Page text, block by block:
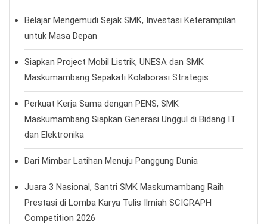
Belajar Mengemudi Sejak SMK, Investasi Keterampilan
untuk Masa Depan
Siapkan Project Mobil Listrik, UNESA dan SMK
Maskumambang Sepakati Kolaborasi Strategis
Perkuat Kerja Sama dengan PENS, SMK
Maskumambang Siapkan Generasi Unggul di Bidang IT
dan Elektronika
Dari Mimbar Latihan Menuju Panggung Dunia
Juara 3 Nasional, Santri SMK Maskumambang Raih
Prestasi di Lomba Karya Tulis Ilmiah SCIGRAPH
Competition 2026